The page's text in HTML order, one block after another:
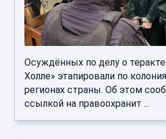
Осуждённых по делу о
Холле» этапировали по
регионах страны. Об этом
ссылкой на правоохранит ...